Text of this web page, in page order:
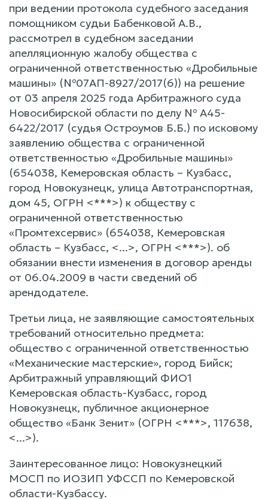
при ведении протокола судебного заседания
помощником судьи Бабенковой А.В.,
рассмотрел в судебном заседании
апелляционную жалобу общества с
ограниченной ответственностью «Дробильные
машины» (№07АП-8927/2017(6)) на решение
от 03 апреля 2025 года Арбитражного суда
Новосибирской области по делу № А45-
6422/2017 (судья Остроумов Б.Б.) по исковому
заявлению общества с ограниченной
ответственностью «Дробильные машины»
(654038, Кемеровская область – Кузбасс,
город Новокузнецк, улица Автотранспортная,
дом 45, ОГРН <***>) к обществу с
ограниченной ответственностью
«Промтехсервис» (654038, Кемеровская
область – Кузбасс, <...>, ОГРН <***>). об
обязании внести изменения в договор аренды
от 06.04.2009 в части сведений об
арендодателе.
Третьи лица, не заявляющие самостоятельных
требований относительно предмета:
общество с ограниченной ответственностью
«Механические мастерские», город Бийск;
Арбитражный управляющий ФИО1
Кемеровская область-Кузбасс, город
Новокузнецк, публичное акционерное
общество «Банк Зенит» (ОГРН <***>, 117638,
<...>).
Заинтересованное лицо: Новокузнецкий
МОСП по ИОЗИП УФССП по Кемеровской
области-Кузбассу.